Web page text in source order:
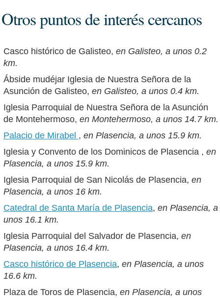
Otros puntos de interés cercanos
Casco histórico de Galisteo, en Galisteo, a unos 0.2
km.
Ábside mudéjar Iglesia de Nuestra Señora de la
Asunción de Galisteo, en Galisteo, a unos 0.4 km.
Iglesia Parroquial de Nuestra Señora de la Asunción
de Montehermoso, en Montehermoso, a unos 14.7 km.
Palacio de Mirabel , en Plasencia, a unos 15.9 km.
Iglesia y Convento de los Dominicos de Plasencia , en
Plasencia, a unos 15.9 km.
Iglesia Parroquial de San Nicolás de Plasencia, en
Plasencia, a unos 16 km.
Catedral de Santa María de Plasencia, en Plasencia, a
unos 16.1 km.
Iglesia Parroquial del Salvador de Plasencia, en
Plasencia, a unos 16.4 km.
Casco histórico de Plasencia, en Plasencia, a unos
16.6 km.
Plaza de Toros de Plasencia, en Plasencia, a unos